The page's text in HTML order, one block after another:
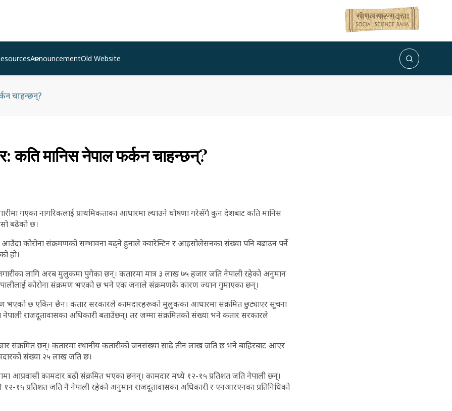
AnnouncementOld Website
चाहन्छन्?
कति मानिस नेपाल फर्कन चाहन्छन्?
गएका नागरिकलाई प्राथमिकताका आधारमा ल्याउने घोषणा गरेसँगै कुन देशबाट कति मानिस
बढेको छ।
आउँदा कोरोना संक्रमणको सम्भावना बढ्ने हुनाले क्वारेन्टिन र आइसोलेसनका संख्या पनि बढाउन पर्ने
हो।
लागि अरब मुलुकमा पुगेका छन्। कतारमा मात्र ३ लाख ७५ हजार जति नेपाली रहेको अनुमान
कोरोना संक्रमण भएको छ भने एक जनाले संक्रमणकै कारण ज्यान गुमाएका छन्।
भएको छ एकिन छैन। कतार सरकारले कामदारहरूको मुलुकका आधारमा संक्रमित छुट्याएर सूचना
नेपाली राजदूतावासका अधिकारी बताउँछन्। तर जम्मा संक्रमितको संख्या भने कतार सरकारले
संक्रमित छन्। कतारमा स्थानीय कतारीको जनसंख्या साढे तीन लाख जति छ भने बाहिरबाट आएर
संख्या २५ लाख जति छ।
आप्रवासी कामदार बढी संक्रमित भएका छनन्। कामदार मध्ये १२-१५ प्रतिशत जति नेपाली छन्।
१२-१५ प्रतिशत जति नै नेपाली रहेको अनुमान राजदूतावासका अधिकारी र एनआरएनका प्रतिनिधिको